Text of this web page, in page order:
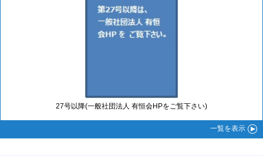
27号以降(一般社団法人 有恒会HPをご覧下さい)
一覧を表示